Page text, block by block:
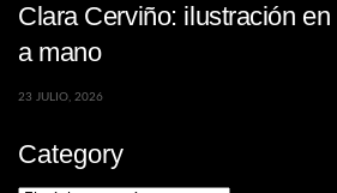
Clara Cerviño: ilustración
a mano
23 JULIO, 2026
Category